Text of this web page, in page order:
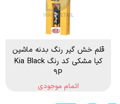
قلم خش گیر رنگ بدنه ماشین
کیا مشکی کد رنگ Kia Black
9P
اتمام موجودی